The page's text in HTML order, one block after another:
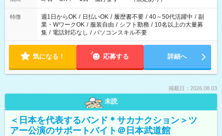
特徴 週1日からOK / 日払いOK / 履歴書不要 / 40～50代活躍中 / 副
業・WワークOK / 服装自由 / シフト勤務 / 10名以上の大量募
集 / 電話対応なし / パソコンスキル不要
気になる！ 応募する 詳細へ
掲載日：2026.08.03
未読
＜日本を代表するバンド＊サカナクション＞ツ
アー公演のサポートバイト＠日本武道館